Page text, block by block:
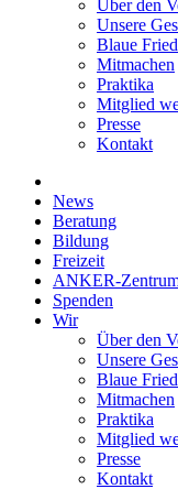
Über den
Unsere
Blaue
Mitmachen
Praktika
Mitglied
Presse
Kontakt
News
Beratung
Bildung
Freizeit
ANKER-
Spenden
Wir
Über den
Unsere
Blaue
Mitmachen
Praktika
Mitglied
Presse
Kontakt